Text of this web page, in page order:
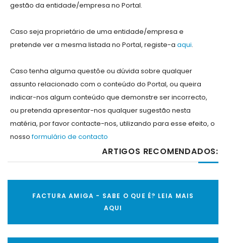
gestão da entidade/empresa no Portal.
Caso seja proprietário de uma entidade/empresa e
pretende ver a mesma listada no Portal, registe-a aqui.
Caso tenha alguma questõe ou dúvida sobre qualquer
assunto relacionado com o conteúdo do Portal, ou queira
indicar-nos algum conteúdo que demonstre ser incorrecto,
ou pretenda apresentar-nos qualquer sugestão nesta
matéria, por favor contacte-nos, utilizando para esse efeito, o
nossoformulário de contacto
ARTIGOS RECOMENDADOS:
FACTURA AMIGA - SABE O QUE É? LEIA MAIS
AQUI